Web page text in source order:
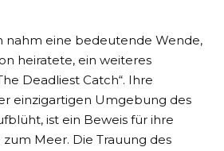
nahm eine bedeutende Wende,
heiratete, ein weiteres
Deadliest Catch“. Ihre
einzigartigen Umgebung des
ist ein Beweis für ihre
Meer. Die Trauung des